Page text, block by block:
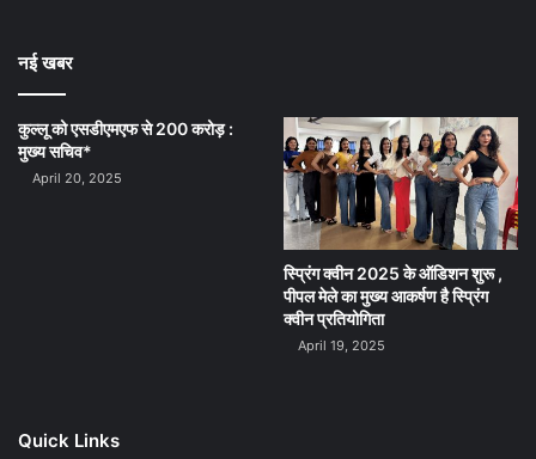
नई खबर
कुल्लू को एसडीएमएफ से 200 करोड़ :
मुख्य सचिव*
April 20, 2025
स्प्रिंग क्वीन 2025 के ऑडिशन शुरू ,
पीपल मेले का मुख्य आकर्षण है स्प्रिंग
क्वीन प्रतियोगिता
April 19, 2025
Quick Links